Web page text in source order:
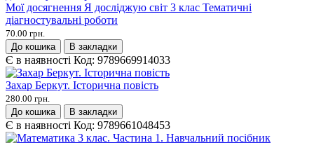
Мої досягнення Я досліджую світ 3 клас Тематичні
діагностувальні роботи
70.00 грн.
До кошика
В закладки
Є в наявності Код: 9789669914033
Захар Беркут. Історична повість
280.00 грн.
До кошика
В закладки
Є в наявності Код: 9789661048453